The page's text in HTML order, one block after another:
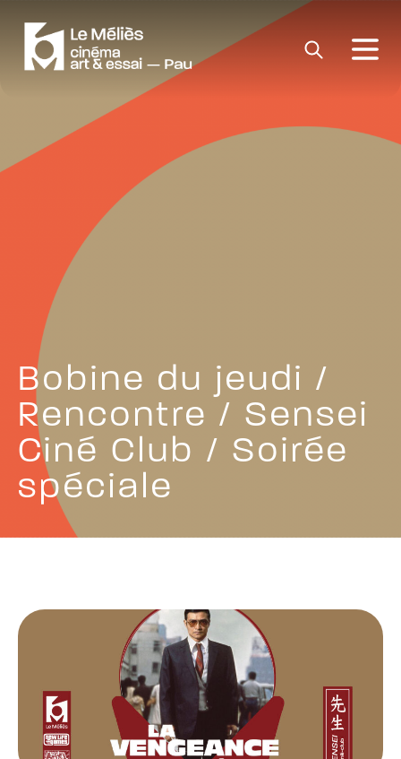
Bobine du jeudi /
Rencontre / Sensei
Ciné Club / Soirée
spéciale